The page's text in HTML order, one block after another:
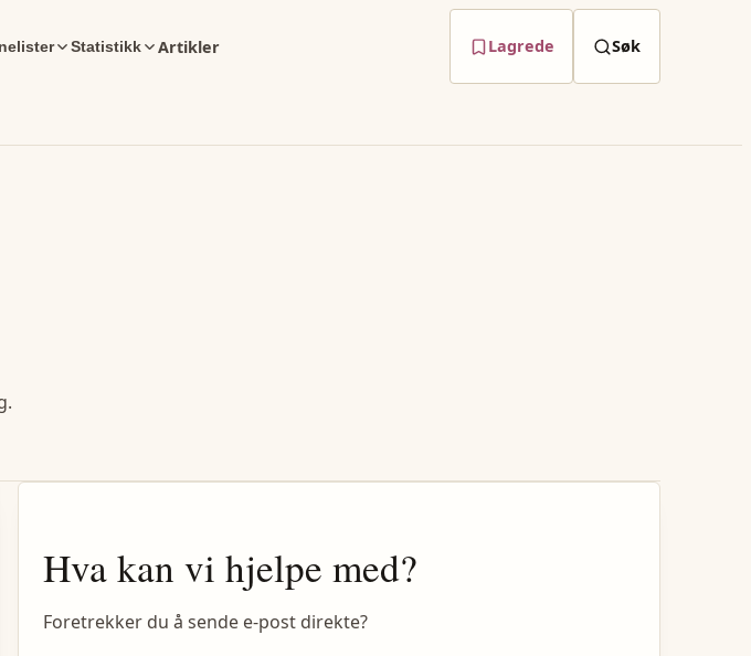
Statistikk Artikler Lagrede Søk
Hva kan vi hjelpe med?
Foretrekker du å sende e-post direkte?